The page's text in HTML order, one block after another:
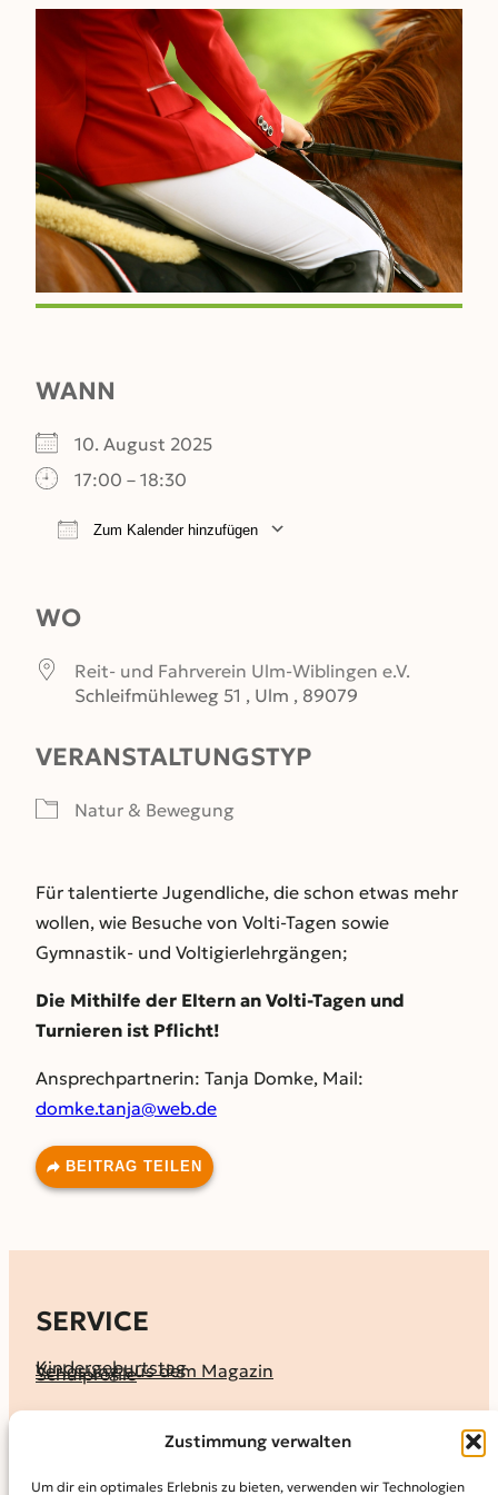
Zustimmung verwalten
Um dir ein optimales Erlebnis zu bieten, verwenden wir Technologien
WANN
10. August 2025
17:00 – 18:30
Zum Kalender hinzufügen
WO
Reit- und Fahrverein Ulm-Wiblingen e.V.
Schleifmühleweg 51 , Ulm , 89079
VERANSTALTUNGSTYP
Natur & Bewegung
Für talentierte Jugendliche, die schon etwas mehr
wollen, wie Besuche von Volti-Tagen sowie
Gymnastik- und Voltigierlehrgängen;
Die Mithilfe der Eltern an Volti-Tagen und
Turnieren ist Pflicht!
Ansprechpartnerin: Tanja Domke, Mail:
domke.tanja@web.de
BEITRAG TEILEN
SERVICE
Kindergeburtstag
Verlosung aus dem Magazin
Schulprofile
KALENDER